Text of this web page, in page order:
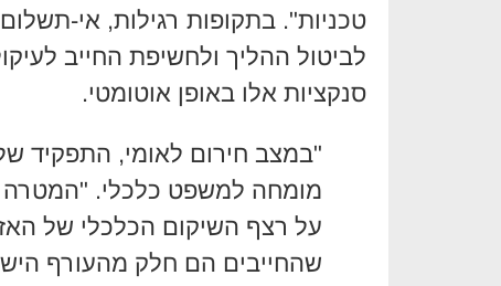
טכניות". בתקופות רגילות, אי-
לביטול ההליך ולחשיפת החייב
סנקציות אלו באופן אוטומטי.
"במצב חירום לאומי, התפקיד
מומחה למשפט כלכלי. "המטרה
על רצף השיקום הכלכלי של
שהחייבים הם חלק מהעורף